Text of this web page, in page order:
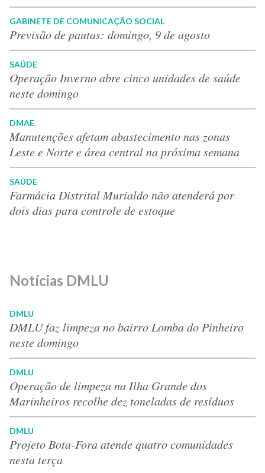
GABINETE DE COMUNICAÇÃO SOCIAL
Previsão de pautas: domingo, 9 de agosto
SAÚDE
Operação Inverno abre cinco unidades de saúde
neste domingo
DMAE
Manutenções afetam abastecimento nas zonas
Leste e Norte e área central na próxima semana
SAÚDE
Farmácia Distrital Murialdo não atenderá por
dois dias para controle de estoque
Notícias DMLU
DMLU
DMLU faz limpeza no bairro Lomba do Pinheiro
neste domingo
DMLU
Operação de limpeza na Ilha Grande dos
Marinheiros recolhe dez toneladas de resíduos
DMLU
Projeto Bota-Fora atende quatro comunidades
nesta terça